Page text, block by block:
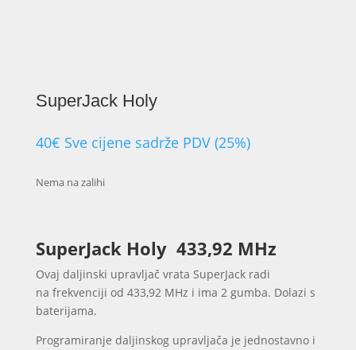
SuperJack Holy
40€ Sve cijene sadrže PDV (25%)
Nema na zalihi
SuperJack Holy 433,92 MHz
Ovaj daljinski upravljač vrata SuperJack radi
na frekvenciji od 433,92 MHz i ima 2 gumba. Dolazi s
baterijama.
Programiranje daljinskog upravljača je jednostavno i